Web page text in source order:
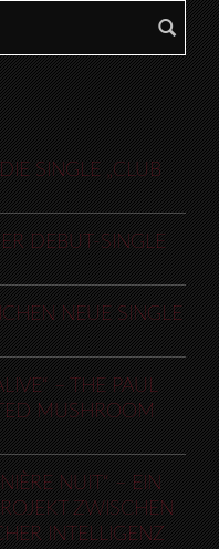
SINGLE „CLUB
DEBUT-SINGLE
NEUE SINGLE
– THE PAUL
MUSHROOM
NUIT“ – EIN
ZWISCHEN
INTELLIGENZ